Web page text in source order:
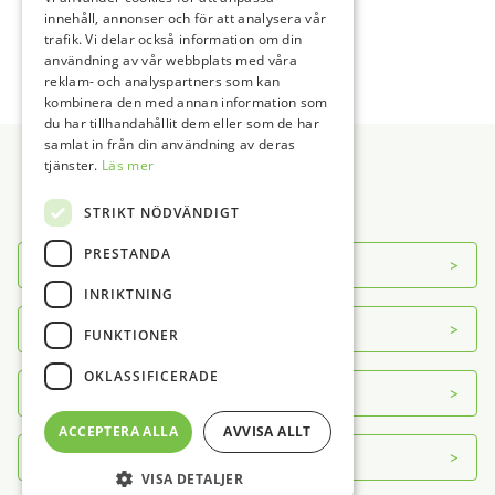
Sensor
Sensor Tillbehör
Foliesvets Tillbehör
Ultraljudsbad
Ultraljudsbad Tillbehör
Vattendestillator
Vacuumformare
1 2 3 →
Sidfot
Om DAB
Servicecenter
Kontakt
Mer info
innehåll, annonser och för att analysera vår
trafik. Vi delar också information om din
användning av vår webbplats med våra
reklam- och analyspartners som kan
kombinera den med annan information som
du har tillhandahållit dem eller som de har
samlat in från din användning av deras
tjänster. Läs mer
STRIKT NÖDVÄNDIGT
PRESTANDA
INRIKTNING
FUNKTIONER
OKLASSIFICERADE
ACCEPTERA ALLA AVVISA ALLT
VISA DETALJER